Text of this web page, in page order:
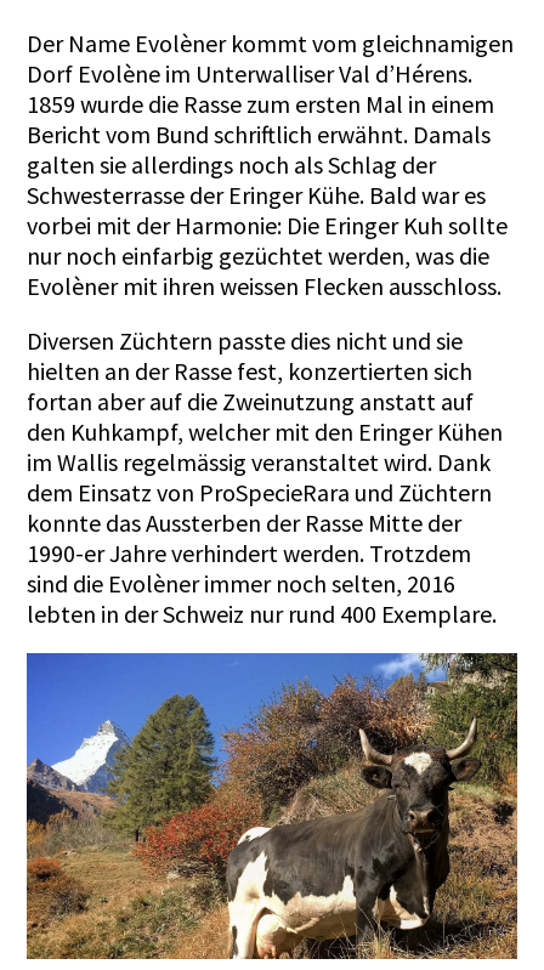
Der Name Evolèner kommt vom gleichnamigen
Dorf Evolène im Unterwalliser Val d’Hérens.
1859 wurde die Rasse zum ersten Mal in einem
Bericht vom Bund schriftlich erwähnt. Damals
galten sie allerdings noch als Schlag der
Schwesterrasse der Eringer Kühe. Bald war es
vorbei mit der Harmonie: Die Eringer Kuh sollte
nur noch einfarbig gezüchtet werden, was die
Evolèner mit ihren weissen Flecken ausschloss.
Diversen Züchtern passte dies nicht und sie
hielten an der Rasse fest, konzertierten sich
fortan aber auf die Zweinutzung anstatt auf
den Kuhkampf, welcher mit den Eringer Kühen
im Wallis regelmässig veranstaltet wird. Dank
dem Einsatz von ProSpecieRara und Züchtern
konnte das Aussterben der Rasse Mitte der
1990-er Jahre verhindert werden. Trotzdem
sind die Evolèner immer noch selten, 2016
lebten in der Schweiz nur rund 400 Exemplare.